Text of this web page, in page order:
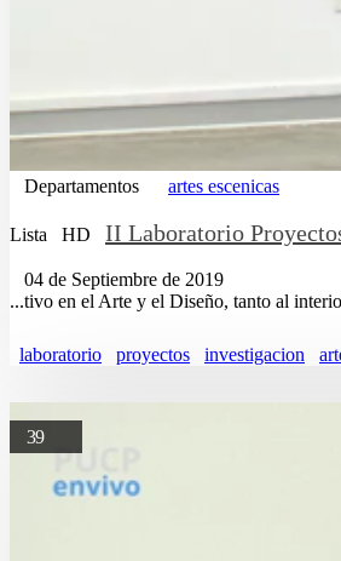
Departamentos artes escenicas
Lista HD II Laboratorio
04 de Septiembre de 2019
...tivo en el Arte y el Diseño, tanto al
laboratorio proyectos investigacion
39